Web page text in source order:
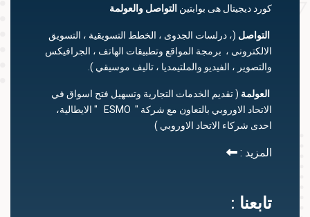
كورد ديجيتال هى بوابتينالتواصلوالعولمة
التواصل (، درلسات الجدوى ، الخطط التسويقية ، التسويق
الالكترونى ، برمجة المواقع وتطبيقات الهاتف ، الجرافيكس
والتصوير ، الفيديو والملتيمديا ، تاليف موسيقي ).
العولمة ( تقديم الخدمات التجارية وتسهيل فتح اسواق في
الاتحاد الاوروبي بالتعاون مع شركة " ESMO " الايطالية،
احدى شركاء الاتحاد الاوروبي )
المزيد :
تابعنا :